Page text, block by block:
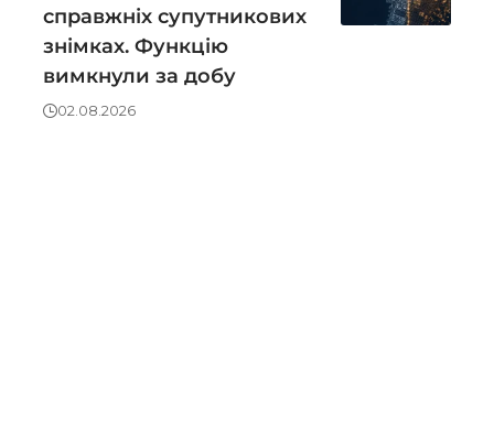
справжніх супутникових
знімках. Функцію
вимкнули за добу
02.08.2026